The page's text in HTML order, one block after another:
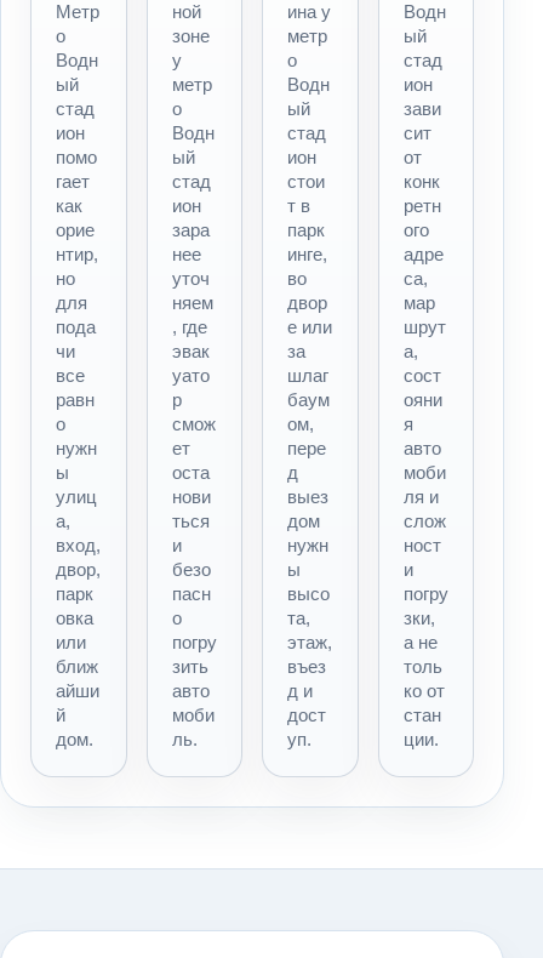
Метр
о
Водн
ый
стад
ион
помо
гает
как
орие
нтир,
но
для
пода
чи
все
равн
о
нужн
ы
улиц
а,
вход,
двор,
парк
овка
или
ближ
айши
й
дом.
ной
зоне
у
метр
о
Водн
ый
стад
ион
зара
нее
уточ
няем
, где
эвак
уато
р
смож
ет
оста
нови
ться
и
безо
пасн
о
погру
зить
авто
моби
ль.
ина у
метр
о
Водн
ый
стад
ион
стои
т в
парк
инге,
во
двор
е или
за
шлаг
баум
ом,
пере
д
выез
дом
нужн
ы
высо
та,
этаж,
въез
д и
дост
уп.
Водн
ый
стад
ион
зави
сит
от
конк
ретн
ого
адре
са,
мар
шрут
а,
сост
ояни
я
авто
моби
ля и
слож
ност
и
погру
зки,
а не
толь
ко от
стан
ции.